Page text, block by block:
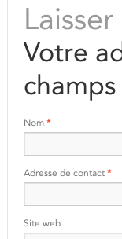
Votre
Nom *
Adresse de contact *
Site web